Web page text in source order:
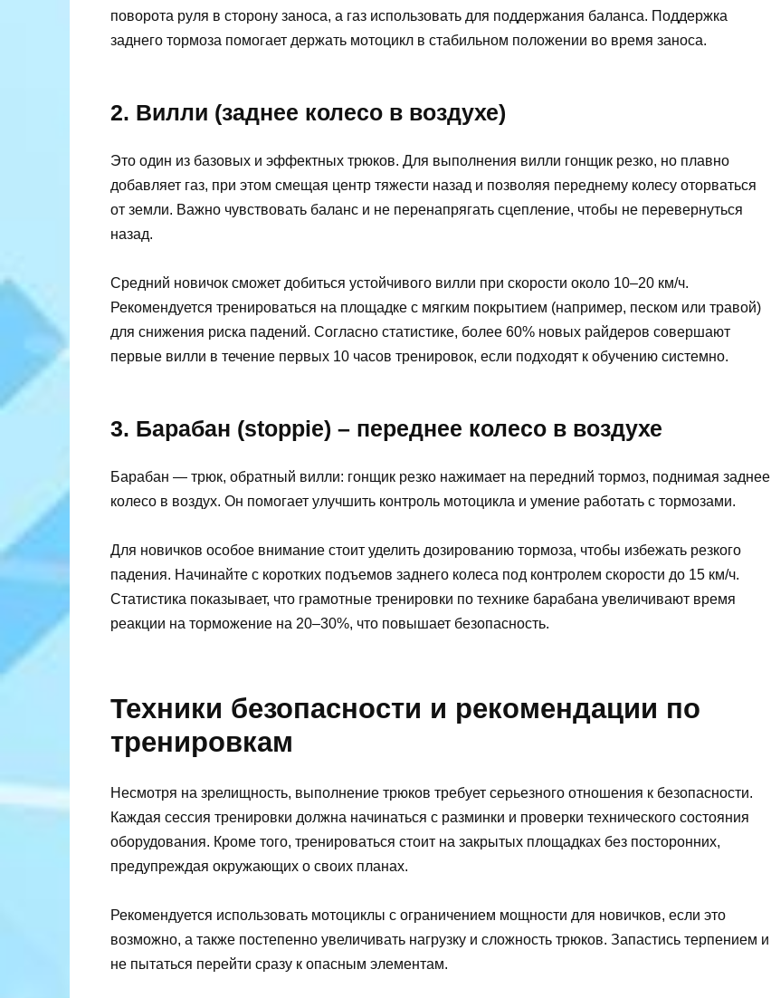
поворота руля в сторону заноса, а газ использовать для поддержания баланса. Поддержка
заднего тормоза помогает держать мотоцикл в стабильном положении во время заноса.
2. Вилли (заднее колесо в воздухе)
Это один из базовых и эффектных трюков. Для выполнения вилли гонщик резко, но плавно
добавляет газ, при этом смещая центр тяжести назад и позволяя переднему колесу оторваться
от земли. Важно чувствовать баланс и не перенапрягать сцепление, чтобы не перевернуться
назад.
Средний новичок сможет добиться устойчивого вилли при скорости около 10–20 км/ч.
Рекомендуется тренироваться на площадке с мягким покрытием (например, песком или травой)
для снижения риска падений. Согласно статистике, более 60% новых райдеров совершают
первые вилли в течение первых 10 часов тренировок, если подходят к обучению системно.
3. Барабан (stoppie) – переднее колесо в воздухе
Барабан — трюк, обратный вилли: гонщик резко нажимает на передний тормоз, поднимая заднее
колесо в воздух. Он помогает улучшить контроль мотоцикла и умение работать с тормозами.
Для новичков особое внимание стоит уделить дозированию тормоза, чтобы избежать резкого
падения. Начинайте с коротких подъемов заднего колеса под контролем скорости до 15 км/ч.
Статистика показывает, что грамотные тренировки по технике барабана увеличивают время
реакции на торможение на 20–30%, что повышает безопасность.
Техники безопасности и рекомендации по
тренировкам
Несмотря на зрелищность, выполнение трюков требует серьезного отношения к безопасности.
Каждая сессия тренировки должна начинаться с разминки и проверки технического состояния
оборудования. Кроме того, тренироваться стоит на закрытых площадках без посторонних,
предупреждая окружающих о своих планах.
Рекомендуется использовать мотоциклы с ограничением мощности для новичков, если это
возможно, а также постепенно увеличивать нагрузку и сложность трюков. Запастись терпением и
не пытаться перейти сразу к опасным элементам.